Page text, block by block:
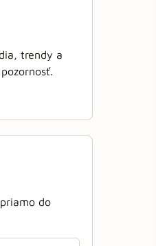
trendy a
do